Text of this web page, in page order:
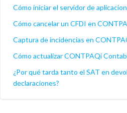
Cómo iniciar el servidor de
Cómo cancelar un CFDI en
Captura de incidencias en
Cómo actualizar CONTPAQi
¿Por qué tarda tanto el SAT en
declaraciones?